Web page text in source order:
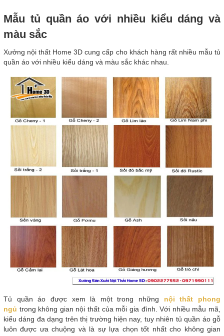
Mẫu tủ quần áo với nhiều kiểu dáng và
màu sắc
Xưởng nội thất Home 3D cung cấp cho khách hàng rất nhiều mẫu tủ
quần áo với nhiều kiểu dáng và màu sắc khác nhau.
Tủ quần áo được xem là một trong những nội thất phong
ngủ trong không gian nội thất của mỗi gia đình. Với nhiều mẫu mã,
kiểu dáng đa dạng trên thị trường hiện nay, tuy nhiên tủ quần áo gỗ
luôn được ưa chuộng và là sự lựa chọn tốt nhất cho không gian